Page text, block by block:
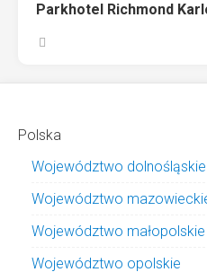
Parkhotel Richmond
Polska
Województwo dolnośląskie
Województwo
Województwo małopolskie
Województwo opolskie